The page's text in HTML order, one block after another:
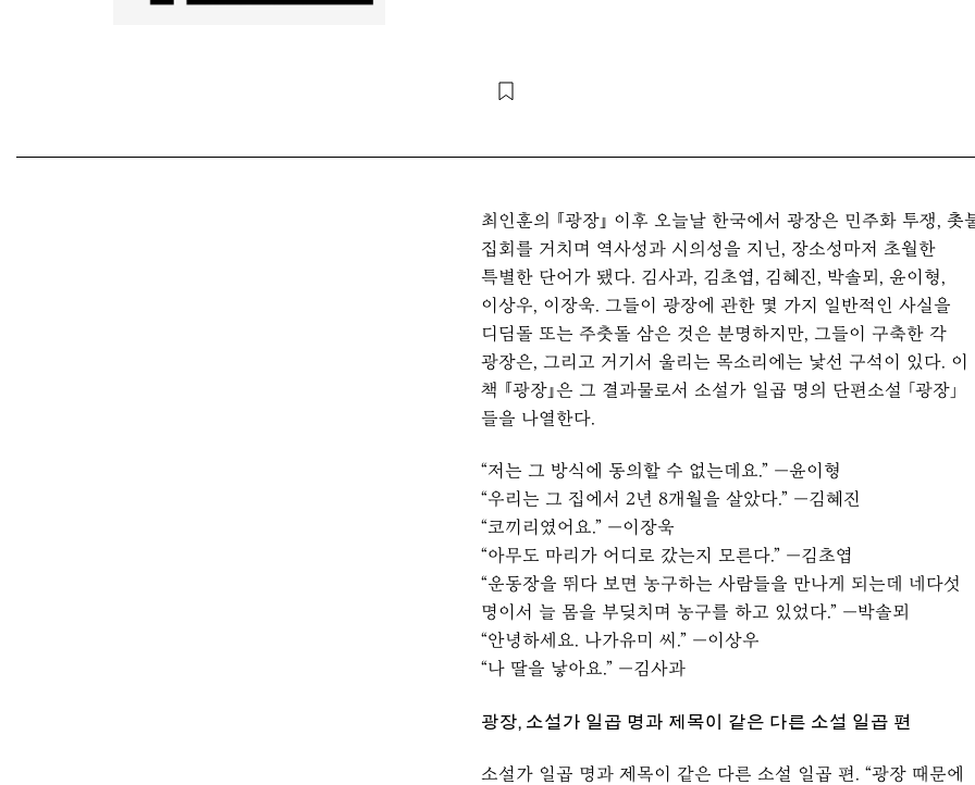
최인훈의 『광장』 이후 오늘날 한국에서 광장은 민주화 투쟁, 촛
집회를 거치며 역사성과 시의성을 지닌, 장소성마저 초월한
특별한 단어가 됐다. 김사과, 김초엽, 김혜진, 박솔뫼, 윤이형,
이상우, 이장욱. 그들이 광장에 관한 몇 가지 일반적인 사실을
디딤돌 또는 주춧돌 삼은 것은 분명하지만, 그들이 구축한 각
광장은, 그리고 거기서 울리는 목소리에는 낯선 구석이 있다. 이
책 『광장』은 그 결과물로서 소설가 일곱 명의 단편소설 「광장」
들을 나열한다.
“저는 그 방식에 동의할 수 없는데요.” —윤이형
“우리는 그 집에서 2년 8개월을 살았다.” —김혜진
“코끼리였어요.” —이장욱
“아무도 마리가 어디로 갔는지 모른다.” —김초엽
“운동장을 뛰다 보면 농구하는 사람들을 만나게 되는데 네다섯
명이서 늘 몸을 부딪치며 농구를 하고 있었다.” —박솔뫼
“안녕하세요. 나가유미 씨.” —이상우
“나 딸을 낳아요.” —김사과
광장, 소설가 일곱 명과 제목이 같은 다른 소설 일곱 편
소설가 일곱 명과 제목이 같은 다른 소설 일곱 편. “광장 때문에